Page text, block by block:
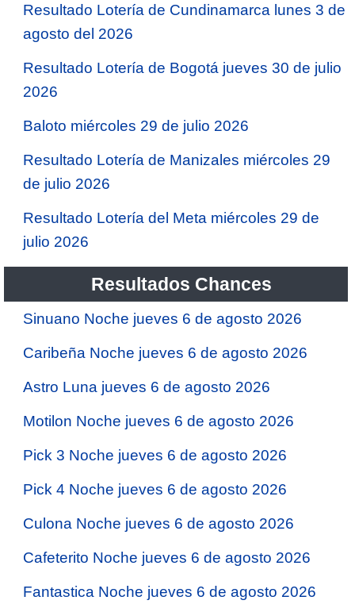
Resultado Lotería de Cundinamarca lunes 3 de
agosto del 2026
Resultado Lotería de Bogotá jueves 30 de julio
2026
Baloto miércoles 29 de julio 2026
Resultado Lotería de Manizales miércoles 29
de julio 2026
Resultado Lotería del Meta miércoles 29 de
julio 2026
Resultados Chances
Sinuano Noche jueves 6 de agosto 2026
Caribeña Noche jueves 6 de agosto 2026
Astro Luna jueves 6 de agosto 2026
Motilon Noche jueves 6 de agosto 2026
Pick 3 Noche jueves 6 de agosto 2026
Pick 4 Noche jueves 6 de agosto 2026
Culona Noche jueves 6 de agosto 2026
Cafeterito Noche jueves 6 de agosto 2026
Fantastica Noche jueves 6 de agosto 2026